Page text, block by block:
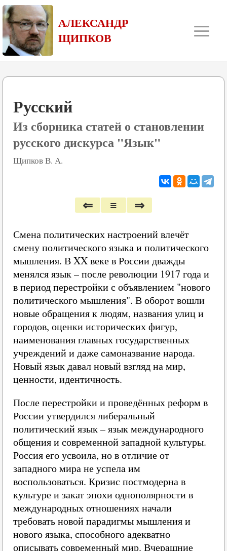
АЛЕКСАНДР
ЩИПКОВ
≡
Русский
Из сборника статей о становлении
русского дискурса "Язык"
Щипков В. А.
⇐ ≡ ⇒
Смена политических настроений влечёт
смену политического языка и политического
мышления. В XX веке в России дважды
менялся язык – после революции 1917 года и
в период перестройки с объявлением "нового
политического мышления". В оборот вошли
новые обращения к людям, названия улиц и
городов, оценки исторических фигур,
наименования главных государственных
учреждений и даже самоназвание народа.
Новый язык давал новый взгляд на мир,
ценности, идентичность.
После перестройки и проведённых реформ в
России утвердился либеральный
политический язык – язык международного
общения и современной западной культуры.
Россия его усвоила, но в отличие от
западного мира не успела им
воспользоваться. Кризис постмодерна в
культуре и закат эпохи однополярности в
международных отношениях начали
требовать новой парадигмы мышления и
нового языка, способного адекватно
описывать современный мир. Вчерашние